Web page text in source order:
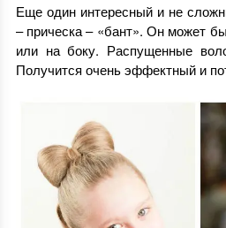
Еще один интересный и не
– прическа – «бант». Он может
или на боку. Распущенные
Получится очень эффектный и